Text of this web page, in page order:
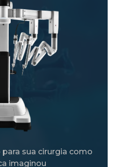
sua cirurgia como
imaginou